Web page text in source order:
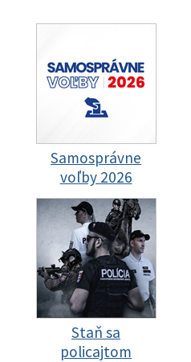
Samosprávne
voľby 2026
Staň sa
policajtom